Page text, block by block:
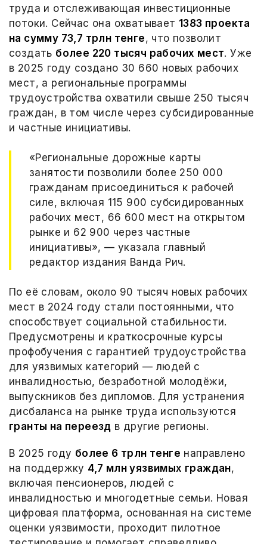
труда и отслеживающая инвестиционные
потоки. Сейчас она охватывает 1383 проекта
на сумму 73,7 трлн тенге, что позволит
создать более 220 тысяч рабочих мест. Уже
в 2025 году создано 30 660 новых рабочих
мест, а региональные программы
трудоустройства охватили свыше 250 тысяч
граждан, в том числе через субсидированные
и частные инициативы.
«Региональные дорожные карты
занятости позволили более 250 000
гражданам присоединиться к рабочей
силе, включая 115 900 субсидированных
рабочих мест, 66 600 мест на открытом
рынке и 62 900 через частные
инициативы», — указала главный
редактор издания Ванда Рич.
По её словам, около 90 тысяч новых рабочих
мест в 2024 году стали постоянными, что
способствует социальной стабильности.
Предусмотрены и краткосрочные курсы
профобучения с гарантией трудоустройства
для уязвимых категорий — людей с
инвалидностью, безработной молодёжи,
выпускников без дипломов. Для устранения
дисбаланса на рынке труда используются
гранты на переезд в другие регионы.
В 2025 году более 6 трлн тенге направлено
на поддержку 4,7 млн уязвимых граждан,
включая пенсионеров, людей с
инвалидностью и многодетные семьи. Новая
цифровая платформа, основанная на системе
оценки уязвимости, проходит пилотное